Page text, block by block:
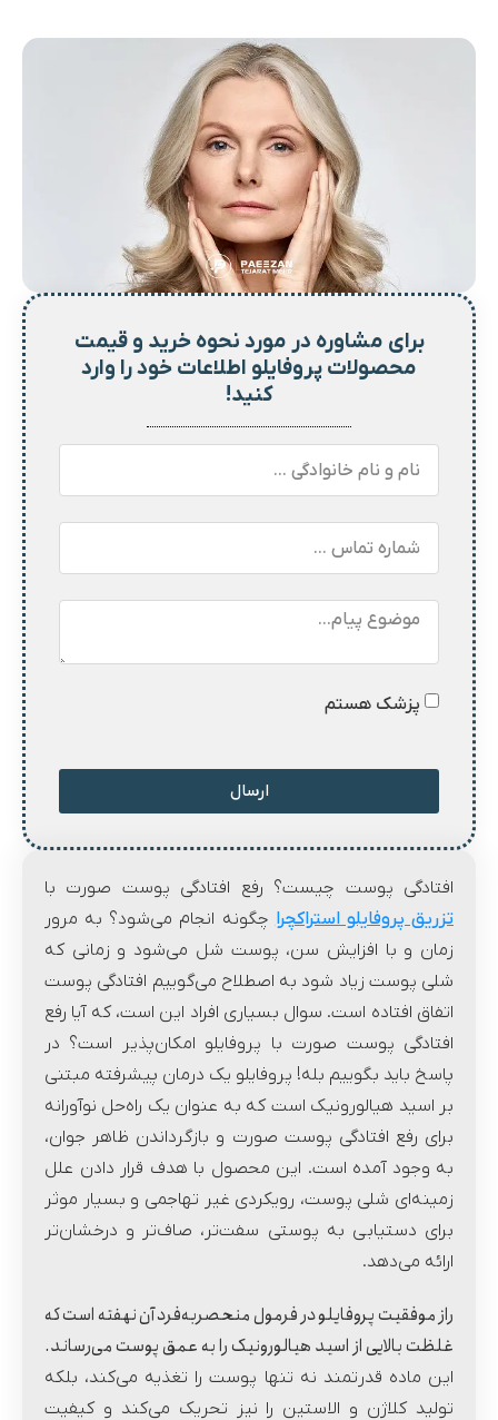
برای مشاوره در مورد نحوه خرید وقیمت
محصولات پروفایلو اطلاعات خود را وارد
کنید!
پزشک هستم
ارسال
افتادگی پوست چیست؟ رفع افتادگی پوست صورت با
تزریق پروفایلو استراکچراچگونه انجام می‌شود؟ به مرور
زمان و با افزایش سن، پوست شل می‌شود و زمانی که
شلی پوست زیاد شود به اصطلاح می‌گوییم افتادگی پوست
اتفاق افتاده است. سوال بسیاری افراد این است، که آیا رفع
افتادگی پوست صورت با پروفایلو امکان‌پذیر است؟ در
پاسخ باید بگوییم بله! پروفایلو یک درمان پیشرفته مبتنی
بر اسید هیالورونیک است که به عنوان یک راه‌حل نوآورانه
برای رفع افتادگی پوست صورت و بازگرداندن ظاهر جوان،
به وجود آمده است. این محصول با هدف قرار دادن علل
زمینه‌ای شلی پوست، رویکردی غیر تهاجمی و بسیار موثر
برای دستیابی به پوستی سفت‌تر، صاف‌تر و درخشان‌تر
ارائه می‌دهد.
راز موفقیت پروفایلو در فرمول منحصربه‌فرد آن نهفته است که
غلظت بالایی از اسید هیالورونیک را به عمق پوست می‌رساند.
این ماده قدرتمند نه تنها پوست را تغذیه می‌کند، بلکه
تولید کلاژن و الاستین را نیز تحریک می‌کند و کیفیت